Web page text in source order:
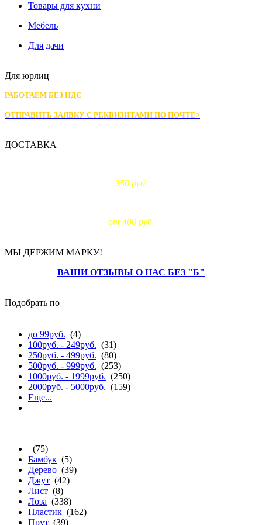
Товары для кухни
Мебель
Для дачи
Для юрлиц
РАБОТАЕМ БЕЗ НДС
ОТПРАВИТЬ ЗАЯВКУ С РЕКВИЗИТАМИ ПО ПОЧТЕ>
ДОСТАВКА
350 руб.
от 400 руб.
МЫ ДЕРЖИМ МАРКУ!
ВАШИ ОТЗЫВЫ О НАС БЕЗ "Б"
Подобрать по
до 99руб. (4)
100руб. - 249руб. (31)
250руб. - 499руб. (80)
500руб. - 999руб. (253)
1000руб. - 1999руб. (250)
2000руб. - 5000руб. (159)
Еще...
(75)
Бамбук (5)
Дерево (39)
Джут (42)
Лист (8)
Лоза (338)
Пластик (162)
Прут (39)